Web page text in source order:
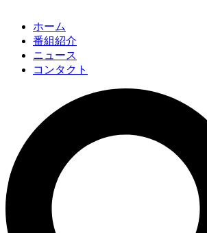
ホーム
番組紹介
ニュース
コンタクト